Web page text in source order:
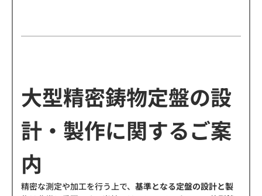
大型精密鋳物定盤の設
計・製作に関するご案
内
精密な測定や加工を行う上で、 基準となる定盤の設計と製